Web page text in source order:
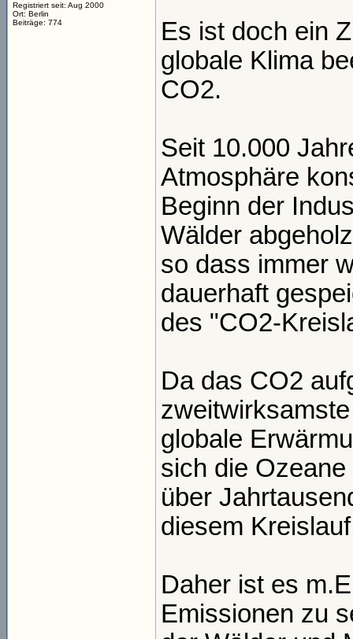
Registriert seit: Aug 2000
Ort: Berlin
Beiträge: 774
Es ist doch ein
globale Klima
CO2.
Seit 10.000
Atmosphäre
Beginn der
Wälder
so dass immer
dauerhaft
des "CO2-
Da das CO2
globale
sich die
über
diesem
Daher ist es
Emissionen zu